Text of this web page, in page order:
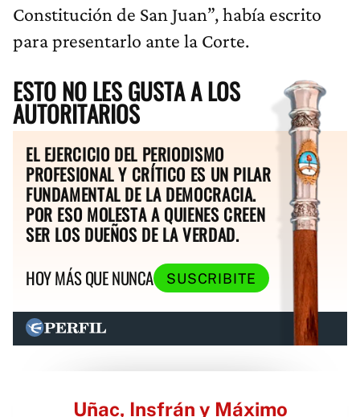
Constitución de San Juan”, había escrito
para presentarlo ante la Corte.
ESTO NO LES GUSTA A LOS
AUTORITARIOS
EL EJERCICIO DEL PERIODISMO
PROFESIONAL Y CRÍTICO ES UN PILAR
FUNDAMENTAL DE LA DEMOCRACIA.
POR ESO MOLESTA A QUIENES CREEN
SER LOS DUEÑOS DE LA VERDAD.
HOY MÁS QUE NUNCA
SUSCRIBITE
Uñac, Insfrán y Máximo